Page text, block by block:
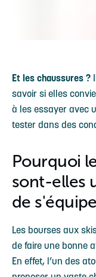
Et les chaussures ?
savoir si elles
à les essayer avec
tester dans des
Pourquoi
sont-elles
de
Les bourses aux
de faire une bonne
En effet, l’un des